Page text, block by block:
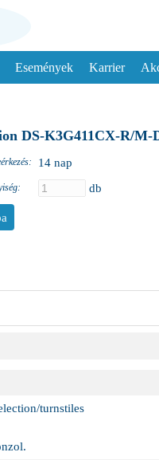
Események Karrier
DS-K3G411CX-R/M-
14 nap
db
turnstiles